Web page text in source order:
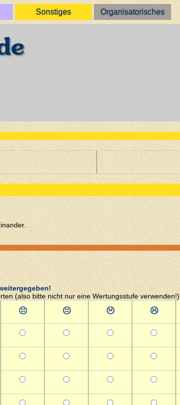
Sonstiges Organisatorisches
(also bitte nicht nur eine Wertungsstufe verwenden!)